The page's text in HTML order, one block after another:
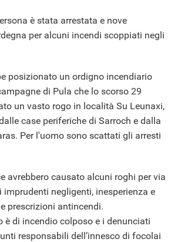
è stata arrestata e nove
per alcuni incendi scoppiati negli
posizionato un ordigno incendiario
di Pula che lo scorso 29
un vasto rogo in località Su Leunaxi,
case periferiche di Sarroch e dalla
Per l'uomo sono scattati gli arresti
avrebbero causato alcuni roghi per via
negligenti, inesperienza e
prescrizioni antincendi.
è di incendio colposo e i denunciati
responsabili dell’innesco di focolai